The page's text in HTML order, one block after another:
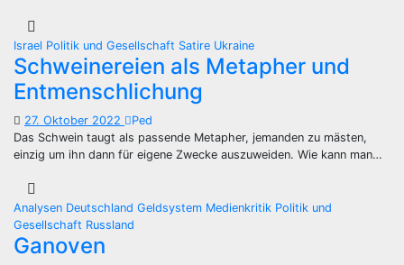
Israel Politik und Gesellschaft Satire Ukraine
Schweinereien als Metapher und
Entmenschlichung
27. Oktober 2022
Ped
Das Schwein taugt als passende Metapher, jemanden zu mästen,
einzig um ihn dann für eigene Zwecke auszuweiden. Wie kann man…
Analysen Deutschland Geldsystem Medienkritik Politik und
Gesellschaft Russland
Ganoven